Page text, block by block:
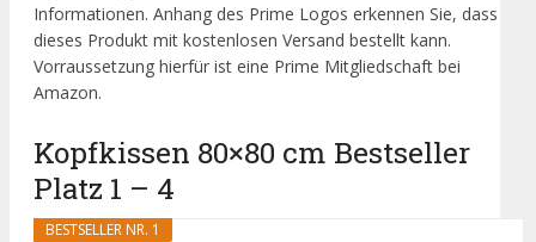
Informationen. Anhang des Prime Logos erkennen Sie, dass
dieses Produkt mit kostenlosen Versand bestellt kann.
Vorraussetzung hierfür ist eine Prime Mitgliedschaft bei
Amazon.
Kopfkissen 80×80 cm Bestseller
Platz 1 – 4
BESTSELLER NR. 1